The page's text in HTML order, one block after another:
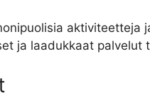
ja laadukkaat palvelut